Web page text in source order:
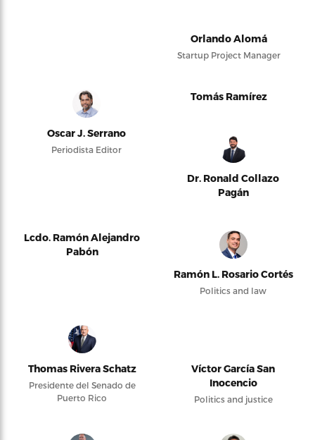
Orlando Alomá
Startup Project Manager
Oscar J. Serrano
Periodista Editor
Tomás Ramírez
Dr. Ronald Collazo
Pagán
Lcdo. Ramón Alejandro
Pabón
Ramón L. Rosario Cortés
Politics and law
Thomas Rivera Schatz
Presidente del Senado de
Puerto Rico
Víctor García San
Inocencio
Politics and justice